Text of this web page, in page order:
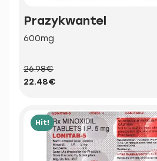
Prazykwantel
600mg
26.98€
22.48€
Hit!